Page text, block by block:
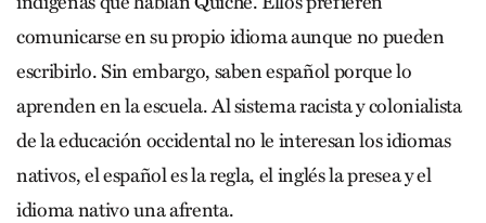
comunicarse en su propio idioma aunque no pueden
escribirlo. Sin embargo, saben español porque lo
aprenden en la escuela. Al sistema racista y colonialista
de la educación occidental no le interesan los idiomas
nativos, el español es la regla, el inglés la presea y el
idioma nativo una afrenta.